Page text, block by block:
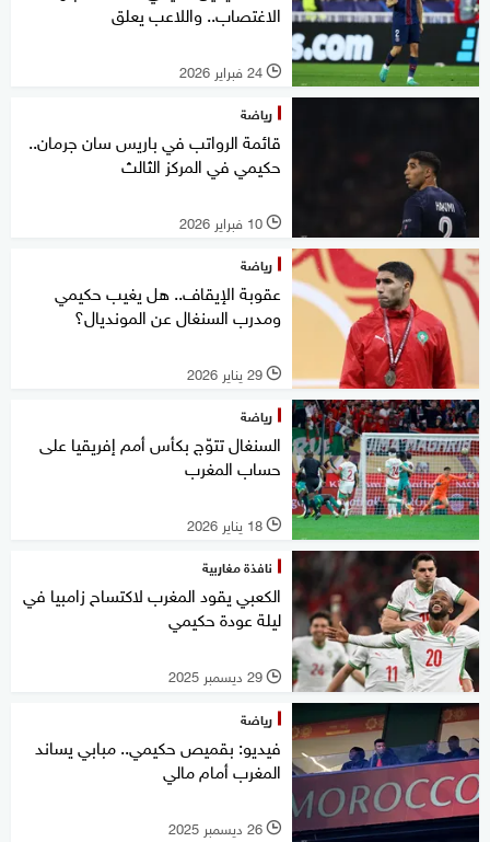
الاغتصاب.. واللاعب يعلق
l 24 فبراير 2026
رياضة
قائمة الرواتب في باريس سان جرمان..
حكيمي في المركز الثالث
l 10 فبراير 2026
رياضة
عقوبة الإيقاف.. هل يغيب حكيمي
ومدرب السنغال عن المونديال؟
l 29 يناير 2026
رياضة
السنغال تتوّج بكأس أمم إفريقيا على
حساب المغرب
l 18 يناير 2026
نافذة مغاربية
الكعبي يقود المغرب لاكتساح زامبيا في
ليلة عودة حكيمي
l 29 ديسمبر 2025
رياضة
فيديو: بقميص حكيمي.. مبابي يساند
المغرب أمام مالي
l 26 ديسمبر 2025